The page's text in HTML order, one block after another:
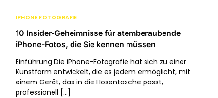
IPHONE FOTOGRAFIE
10 Insider-Geheimnisse für atemberaubende
iPhone-Fotos, die Sie kennen müssen
Einführung Die iPhone-Fotografie hat sich zu einer
Kunstform entwickelt, die es jedem ermöglicht, mit
einem Gerät, das in die Hosentasche passt,
professionell […]